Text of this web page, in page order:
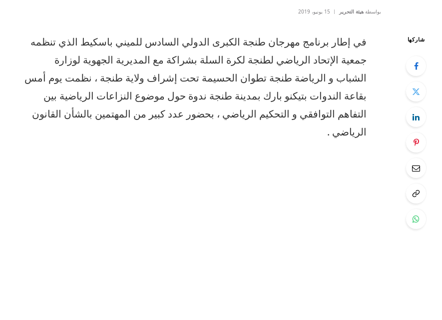
بواسطة هيئة التحرير 15 يونيو، 2019
شاركها
في إطار برنامج مهرجان طنجة الكبرى الدولي السادس للميني باسكيط الذي تنظمه
جمعية الإتحاد الرياضي لطنجة لكرة السلة بشراكة مع المديرية الجهوية لوزارة
الشباب و الرياضة طنجة تطوان الحسيمة تحت إشراف ولاية طنجة ، نظمت يوم أمس
بقاعة الندوات بتيكنو بارك بمدينة طنجة ندوة حول موضوع النزاعات الرياضية بين
التفاهم التوافقي و التحكيم الرياضي ، بحضور عدد كبير من المهتمين بالشأن القانون
الرياضي .